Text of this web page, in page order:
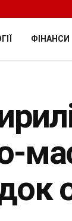
ФІНАНСИ